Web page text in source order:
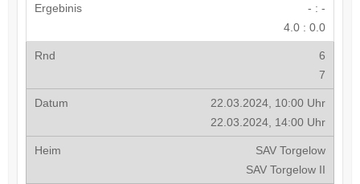
- : -
4.0 : 0.0
6
7
22.03.2024, 10:00 Uhr
22.03.2024, 14:00 Uhr
SAV Torgelow
SAV Torgelow II